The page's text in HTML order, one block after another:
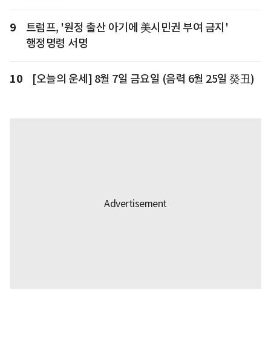
9
트럼프, '원정 출산 아기에 美시민권 부여 금지'
행정명령 서명
10 [오늘의 운세] 8월 7일 금요일 (음력 6월 25일 癸丑)